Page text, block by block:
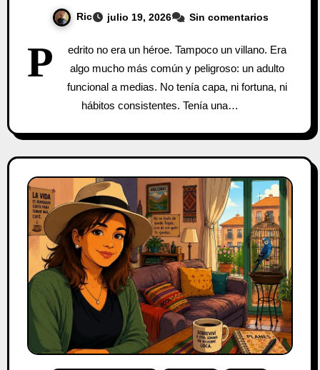
Ric julio 19, 2026 Sin comentarios
P
edrito no era un héroe. Tampoco un villano. Era
algo mucho más común y peligroso: un adulto
funcional a medias. No tenía capa, ni fortuna, ni
hábitos consistentes. Tenía una…